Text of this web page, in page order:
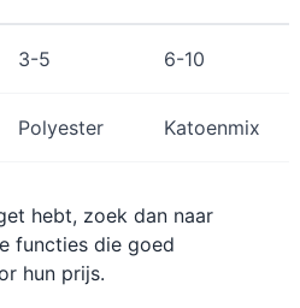
3-5 6-10
Polyester Katoenmix
hebt, zoek dan naar
functies die goed
hun prijs.